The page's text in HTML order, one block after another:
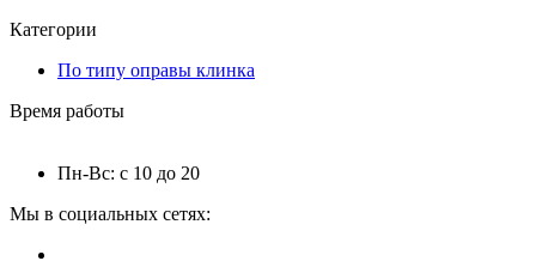
Категории
По типу оправы клинка
Время работы
Пн-Вс: с 10 до 20
Мы в социальных сетях: